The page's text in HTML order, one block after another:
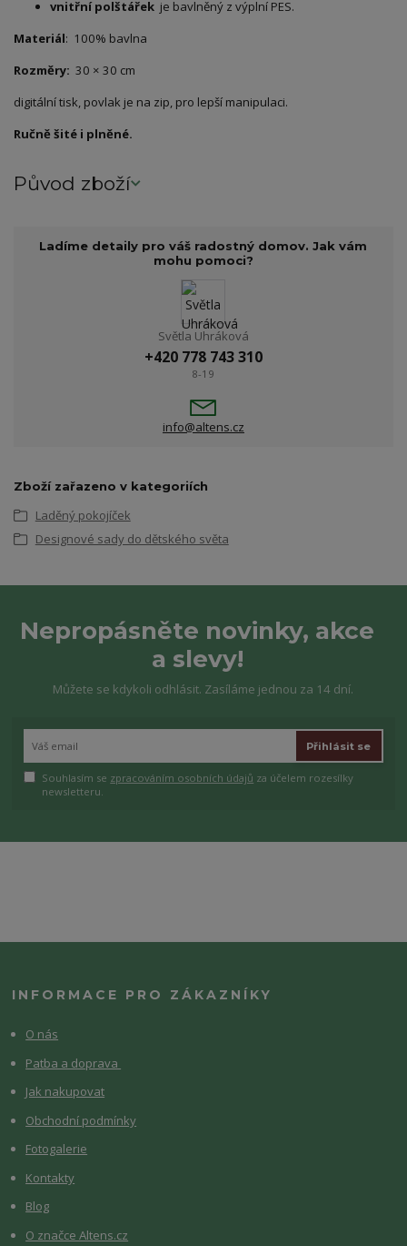
vnitřní polštářek je bavlněný z výplní PES.
Materiál: 100% bavlna
Rozměry: 30 × 30 cm
digitální tisk, povlak je na zip, pro lepší manipulaci.
Ručně šité i plněné.
Původ zboží
Ladíme detaily pro váš radostný domov. Jak vám
mohu pomoci?
Světla Uhráková
+420 778 743 310
8-19
info@altens.cz
Zboží zařazeno v kategoriích
Laděný pokojíček
Designové sady do dětského světa
Nepropásněte novinky, akce
a slevy!
Můžete se kdykoli odhlásit. Zasíláme jednou za 14 dní.
Přihlásit se
Souhlasím se zpracováním osobních údajů za účelem rozesílky
newsletteru.
INFORMACE PRO ZÁKAZNÍKY
O nás
Patba a doprava
Jak nakupovat
Obchodní podmínky
Fotogalerie
Kontakty
Blog
O značce Altens.cz